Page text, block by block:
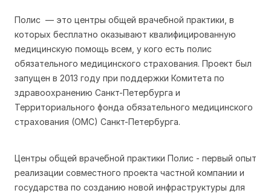
Полис — это центры общей врачебной практики, в
которых бесплатно оказывают квалифицированную
медицинскую помощь всем, у кого есть полис
обязательного медицинского страхования. Проект был
запущен в 2013 году при поддержки Комитета по
здравоохранению Санкт-Петербурга и
Территориального фонда обязательного медицинского
страхования (ОМС) Санкт-Петербурга.
Центры общей врачебной практики Полис - первый опыт
реализации совместного проекта частной компании и
государства по созданию новой инфраструктуры для